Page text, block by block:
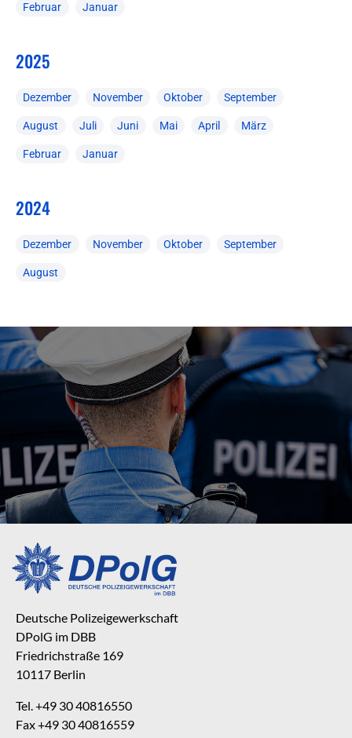
Februar Januar
2025
Dezember November Oktober September
August Juli Juni Mai April März
Februar Januar
2024
Dezember November Oktober September
August
Deutsche Polizeigewerkschaft
DPolG im DBB
Friedrichstraße 169
10117 Berlin
Tel. +49 30 40816550
Fax +49 30 40816559